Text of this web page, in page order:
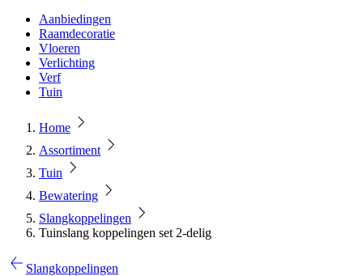
Aanbiedingen
Raamdecoratie
Vloeren
Verlichting
Verf
Tuin
Home
Assortiment
Tuin
Bewatering
Slangkoppelingen
Tuinslang koppelingen set 2-delig
Slangkoppelingen